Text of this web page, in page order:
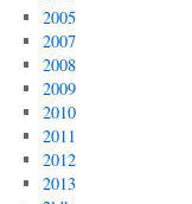
2005
2007
2008
2009
2010
2011
2012
2013